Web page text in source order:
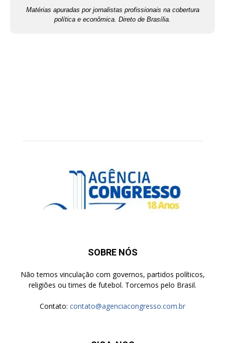
Matérias apuradas por jornalistas profissionais na cobertura
política e econômica. Direto de Brasília.
SOBRE NÓS
Não temos vinculação com governos, partidos políticos,
religiões ou times de futebol. Torcemos pelo Brasil.
Contato: contato@agenciacongresso.com.br